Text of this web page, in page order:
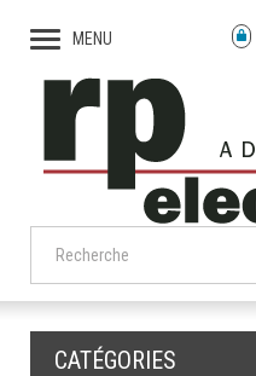
MENU
CATÉGORIES